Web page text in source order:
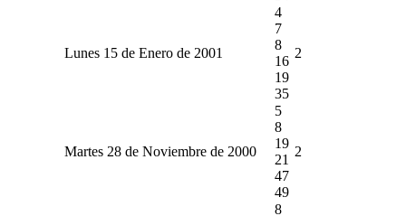
Lunes 15 de Enero de 2001
4
7
8
16
19
35
2
Martes 28 de Noviembre de 2000
5
8
19
21
47
49
2
8